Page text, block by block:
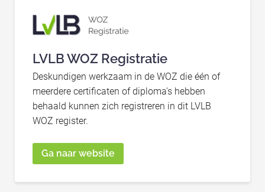
LVLB WOZ Registratie
Deskundigen werkzaam in de WOZ die één of
meerdere certificaten of diploma's hebben
behaald kunnen zich registreren in dit LVLB
WOZ register.
Ga naar website